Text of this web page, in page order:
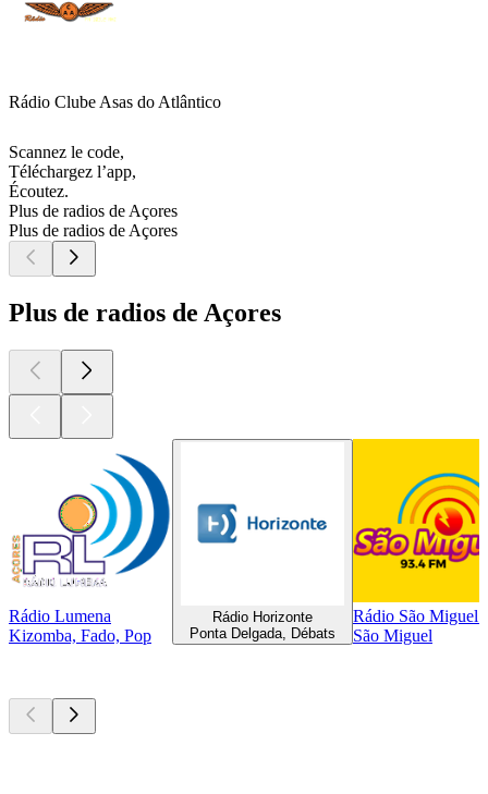
Rádio Clube Asas do Atlântico
Scannez le code,
Téléchargez l’app,
Écoutez.
Plus de radios de Açores
Plus de radios de Açores
Plus de radios de Açores
Rádio Lumena
Kizomba, Fado, Pop
Rádio Horizonte
Ponta Delgada, Débats
Rádio São Miguel
São Miguel